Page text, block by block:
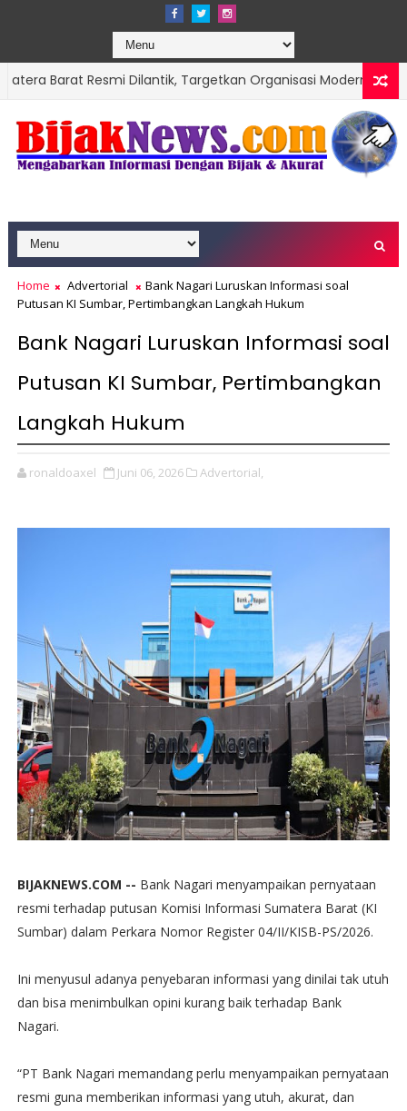
Resmi Dilantik, Targetkan Organisasi Modern dan Prestasi
Home Advertorial
Bank Nagari Luruskan Informasi soal
Putusan KI Sumbar, Pertimbangkan Langkah Hukum
Bank Nagari Luruskan Informasi soal
Putusan KI Sumbar, Pertimbangkan
Langkah Hukum
ronaldoaxel Juni 06, 2026 Advertorial,
BIJAKNEWS.COM -- Bank Nagari menyampaikan pernyataan
resmi terhadap putusan Komisi Informasi Sumatera Barat (KI
Sumbar) dalam Perkara Nomor Register 04/II/KISB-PS/2026.
Ini menyusul adanya penyebaran informasi yang dinilai tak utuh
dan bisa menimbulkan opini kurang baik terhadap Bank
Nagari.
“PT Bank Nagari memandang perlu menyampaikan pernyataan
resmi guna memberikan informasi yang utuh, akurat, dan